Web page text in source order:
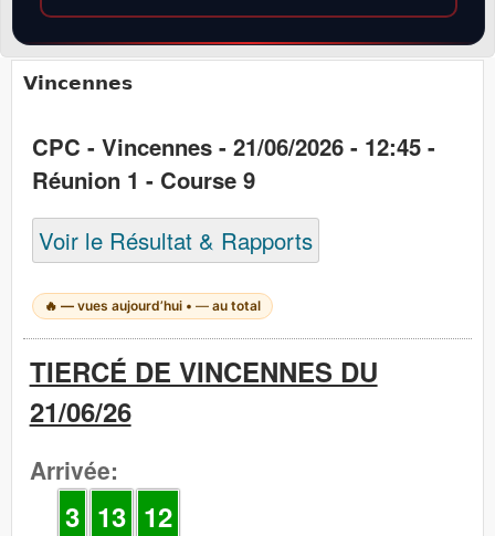
Vincennes
CPC - Vincennes - 21/06/2026 - 12:45 -
Réunion 1 - Course 9
Voir le Résultat & Rapports
🔥— vues aujourd’hui •— au total
TIERCÉ DE VINCENNES DU
21/06/26
Arrivée:
3 13 12